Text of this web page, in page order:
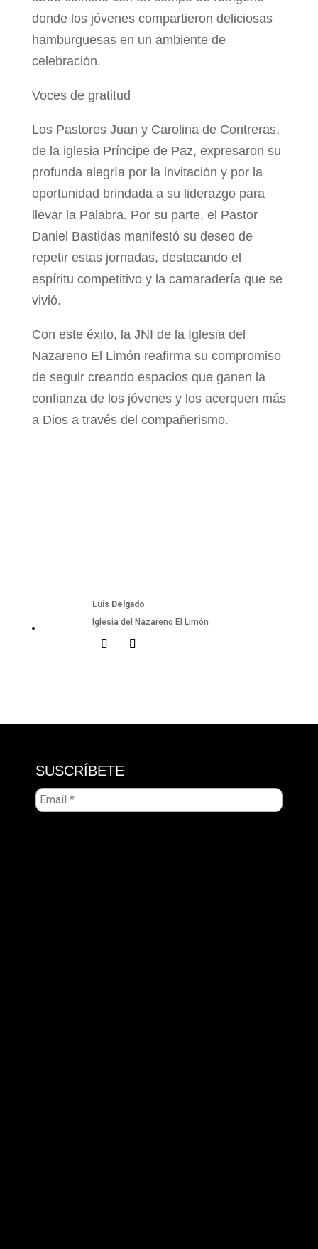
donde los jóvenes compartieron deliciosas
hamburguesas en un ambiente de
celebración.
Voces de gratitud
Los Pastores Juan y Carolina de Contreras,
de la iglesia Príncipe de Paz, expresaron su
profunda alegría por la invitación y por la
oportunidad brindada a su liderazgo para
llevar la Palabra. Por su parte, el Pastor
Daniel Bastidas manifestó su deseo de
repetir estas jornadas, destacando el
espíritu competitivo y la camaradería que se
vivió.
Con este éxito, la JNI de la Iglesia del
Nazareno El Limón reafirma su compromiso
de seguir creando espacios que ganen la
confianza de los jóvenes y los acerquen más
a Dios a través del compañerismo.
Luis Delgado
Iglesia del Nazareno El Limón
SUSCRÍBETE
Email
*